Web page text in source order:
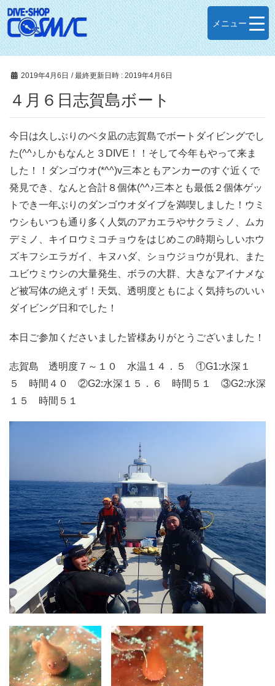
メニュー
2019年4月6日 / 最終更新日時 : 2019年4月6日
４月６日志賀島ボート
今日は久しぶりのベタ凪の志賀島でボートダイビングでし
た(^^♪しかもなんと３DIVE！！そして今年もやって来ま
した！！ダンゴウオ(*^^)v三本ともアンカーのすぐ近くで
発見でき、なんと合計８個体(^^♪三本とも最低２個体ゲッ
トでき一年ぶりのダンゴウオダイブを満喫しました！ウミ
ウシもいつも通り多く人気のアカエラやサクラミノ、ムカ
デミノ、キイロウミコチョウをはじめこの時期らしいホウ
ズキフシエラガイ、キヌハダ、ショウジョウが見れ、また
ユビウミウシの大量発生、ボラの大群、大きなアイナメな
ど被写体の絶えず！天気、透明度ともによく気持ちのいい
ダイビング日和でした！
本日ご参加くださいました皆様ありがとうございました！
志賀島 透明度７～１０ 水温１４．５ ①G1:水深１
５ 時間４０ ②G2:水深１５．６ 時間５１ ③G2:水深
１５ 時間５１